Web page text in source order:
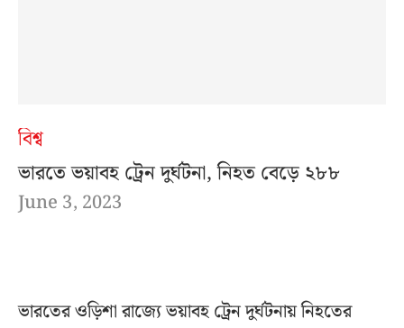
বিশ্ব
ভারতে ভয়াবহ ট্রেন দুর্ঘটনা, নিহত বেড়ে ২৮৮
June 3, 2023
ভারতের ওড়িশা রাজ্যে ভয়াবহ ট্রেন দুর্ঘটনায় নিহতের